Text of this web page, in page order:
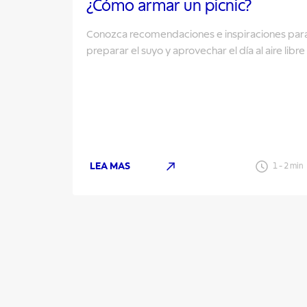
¿Cómo armar un picnic?
Conozca recomendaciones e inspiraciones
preparar el suyo y aprovechar el día al aire libre
LEA MAS 1- 2min